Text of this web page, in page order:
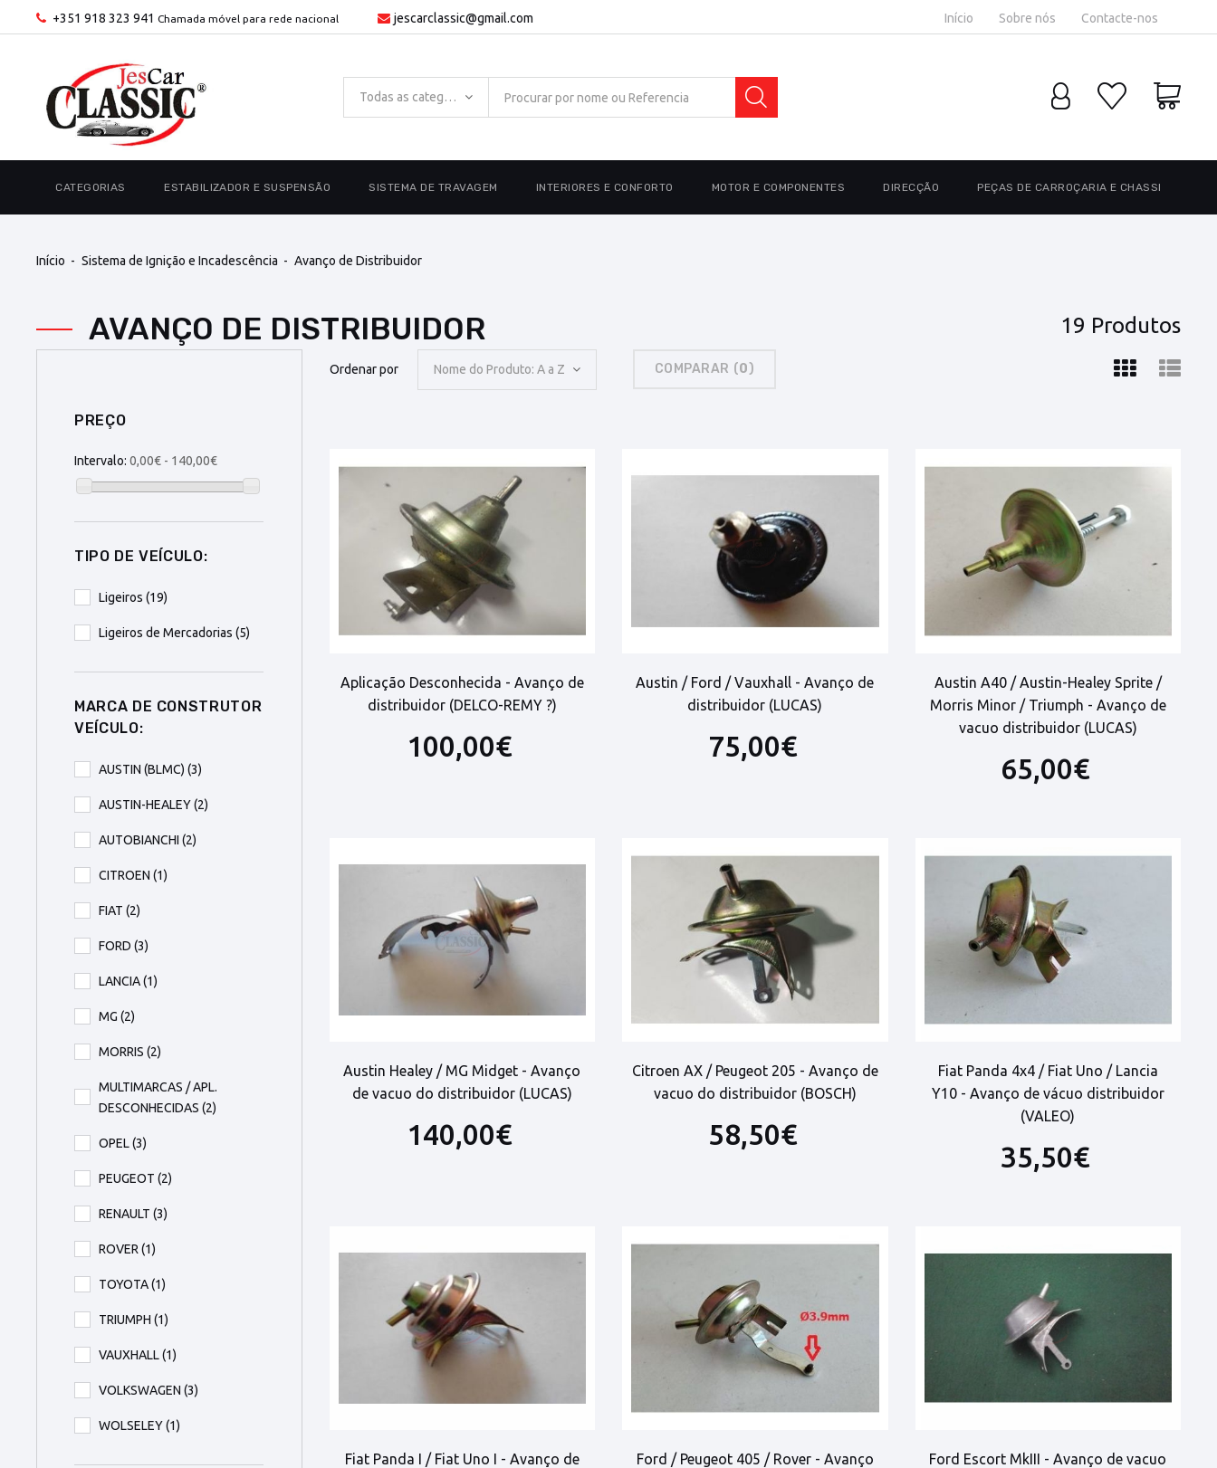
+351 918 323 941 Chamada móvel para rede nacional jescarclassic@gmail.com Início Sobre nós Contacte-nos
Todas as categorias
CATEGORIAS ESTABILIZADOR E SUSPENSÃO SISTEMA DE TRAVAGEM INTERIORES E CONFORTO MOTOR E COMPONENTES DIRECÇÃO PEÇAS DE CARROÇARIA E CHASSI
Início Sistema de Ignição e Incadescência Avanço de Distribuidor
AVANÇO DE DISTRIBUIDOR 19 Produtos
Ordenar por Nome do Produto: A a Z COMPARAR (0)
Aplicação Desconhecida - Avanço de
distribuidor (DELCO-REMY ?)
100,00€
Austin / Ford / Vauxhall - Avanço de
distribuidor (LUCAS)
75,00€
Austin A40 / Austin-Healey Sprite /
Morris Minor / Triumph - Avanço de
vacuo distribuidor (LUCAS)
65,00€
Austin Healey / MG Midget - Avanço
de vacuo do distribuidor (LUCAS)
140,00€
Citroen AX / Peugeot 205 - Avanço de
vacuo do distribuidor (BOSCH)
58,50€
Fiat Panda 4x4 / Fiat Uno / Lancia
Y10 - Avanço de vácuo distribuidor
(VALEO)
35,50€
Fiat Panda I / Fiat Uno I - Avanço de
Ford / Peugeot 405 / Rover - Avanço
Ford Escort MkIII - Avanço de vacuo
PREÇO
Intervalo: 0,00€ - 140,00€
TIPO DE VEÍCULO:
Ligeiros (19)
Ligeiros de Mercadorias (5)
MARCA DE CONSTRUTOR
VEÍCULO:
AUSTIN (BLMC) (3)
AUSTIN-HEALEY(2)
AUTOBIANCHI (2)
CITROEN (1)
FIAT (2)
FORD (3)
LANCIA(1)
MG (2)
MORRIS (2)
MULTIMARCAS / APL.
DESCONHECIDAS (2)
OPEL(3)
PEUGEOT (2)
RENAULT (3)
ROVER (1)
TOYOTA(1)
TRIUMPH (1)
VAUXHALL(1)
VOLKSWAGEN (3)
WOLSELEY(1)